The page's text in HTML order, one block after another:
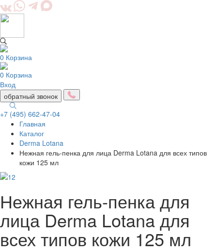
0 Корзина
0 Корзина
Вход
обратный звонок
+7 (495) 662-47-04
Главная
Каталог
Derma Lotana
Нежная гель-пенка для лица Derma Lotana для всех типов
кожи 125 мл
Нежная гель-пенка для
лица Derma Lotana для
всех типов кожи 125 мл